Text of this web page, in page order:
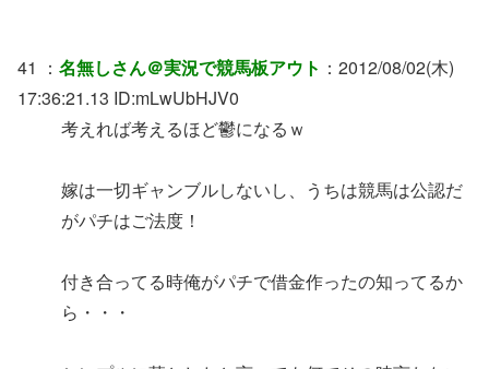
41 ： 名無しさん＠実況で競馬板アウト ：2012/08/02(木)
17:36:21.13 ID:mLwUbHJV0
考えれば考えるほど鬱になるｗ
嫁は一切ギャンブルしないし、うちは競馬は公認だ
がパチはご法度！
付き合ってる時俺がパチで借金作ったの知ってるか
ら・・・